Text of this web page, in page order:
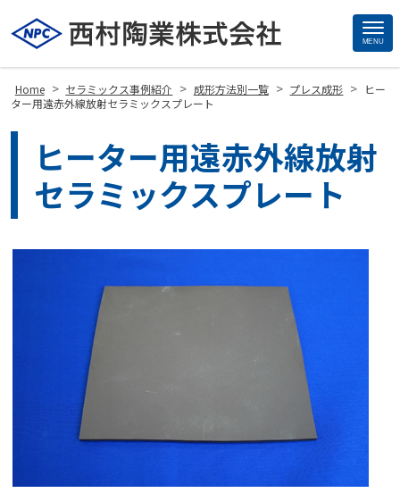
MENU
Home > セラミックス事例紹介 > 成形方法別一覧 > プレス成形 > ヒー
ター用遠赤外線放射セラミックスプレート
ヒーター用遠赤外線放射
セラミックスプレート
Site
Footer